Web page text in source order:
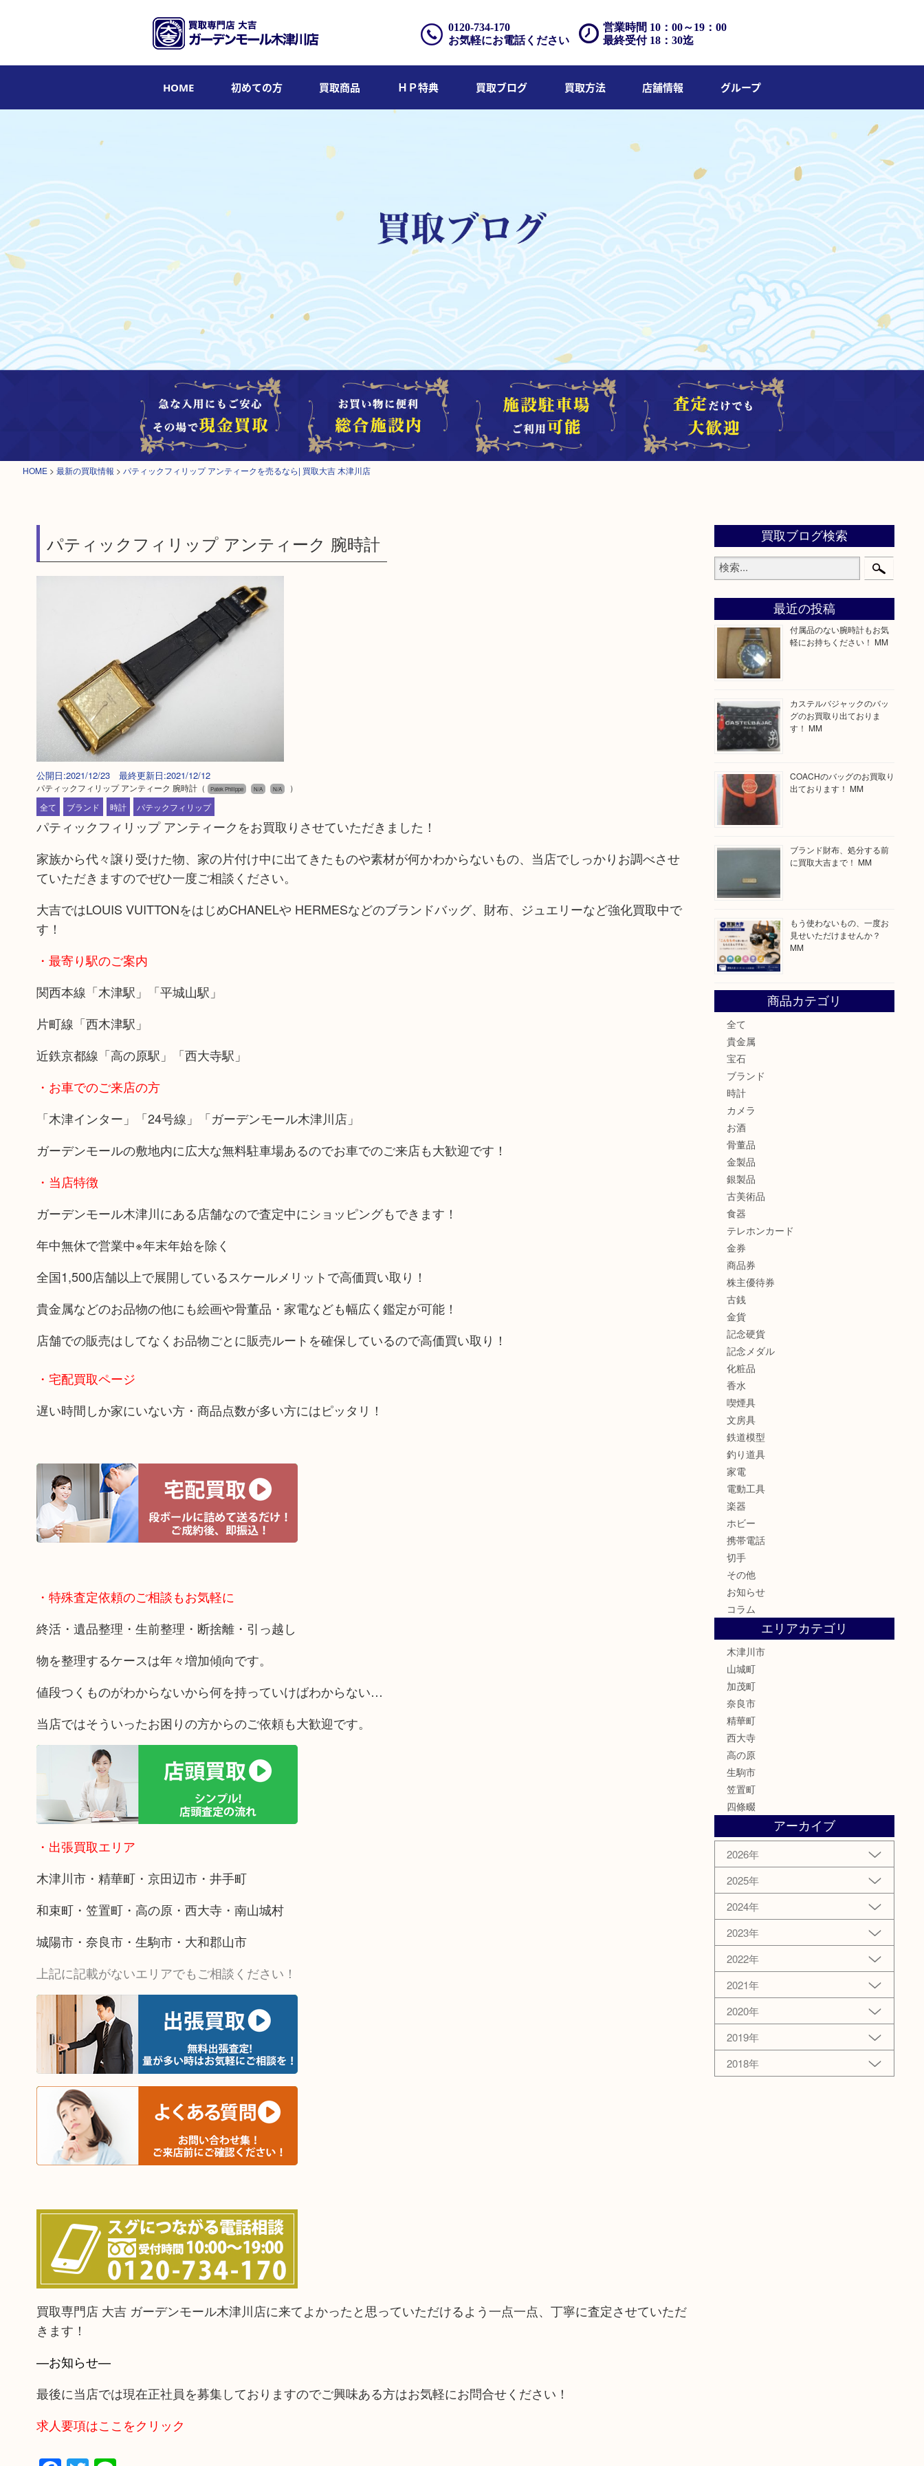
営業時間 10：00～19：00
最終受付 18：30迄
0120-734-170
お気軽にお電話ください
HOME 初めての方 買取商品 ＨＰ特典 買取ブログ 買取方法 店舗情報 グループ
HOME > 最新の買取情報 > パティックフィリップ アンティークを売るなら| 買取大吉 木津川店
パティックフィリップ アンティーク 腕時計
公開日:2021/12/23 最終更新日:2021/12/12
パティックフィリップ アンティーク 腕時計（ Patek Philippe N/A N/A
）
全て
ブランド 時計 パテックフィリップ
パティックフィリップ アンティークをお買取りさせていただきました！
家族から代々譲り受けた物、家の片付け中に出てきたものや素材が何かわからないもの、当店でしっかりお調べさせ
ていただきますのでぜひ一度ご相談ください。
大吉ではLOUIS VUITTONをはじめCHANELや HERMESなどのブランドバッグ、財布、ジュエリーなど強化買取中で
す！
・最寄り駅のご案内
関西本線「木津駅」「平城山駅」
片町線「西木津駅」
近鉄京都線「高の原駅」「西大寺駅」
・お車でのご来店の方
「木津インター」「24号線」「ガーデンモール木津川店」
ガーデンモールの敷地内に広大な無料駐車場あるのでお車でのご来店も大歓迎です！
・当店特徴
ガーデンモール木津川にある店舗なので査定中にショッピングもできます！
年中無休で営業中※年末年始を除く
全国1,500店舗以上で展開しているスケールメリットで高価買い取り！
貴金属などのお品物の他にも絵画や骨董品・家電なども幅広く鑑定が可能！
店舗での販売はしてなくお品物ごとに販売ルートを確保しているので高価買い取り！
・宅配買取ページ
遅い時間しか家にいない方・商品点数が多い方にはピッタリ！
・特殊査定依頼のご相談もお気軽に
終活・遺品整理・生前整理・断捨離・引っ越し
物を整理するケースは年々増加傾向です。
値段つくものがわからないから何を持っていけばわからない…
当店ではそういったお困りの方からのご依頼も大歓迎です。
・出張買取エリア
木津川市・精華町・京田辺市・井手町
和束町・笠置町・高の原・西大寺・南山城村
城陽市・奈良市・生駒市・大和郡山市
上記に記載がないエリアでもご相談ください！
買取専門店 大吉 ガーデンモール木津川店に来てよかったと思っていただけるよう一点一点、丁寧に査定させていただ
きます！
—お知らせ—
最後に当店では現在正社員を募集しておりますのでご興味ある方はお気軽にお問合せください！
求人要項はここをクリック
買取ブログ検索
最近の投稿
付属品のない腕時計もお気
軽にお持ちください！ MM
カステルバジャックのバッ
グのお買取り出ておりま
す！ MM
COACHのバッグのお買取り
出ております！ MM
ブランド財布、処分する前
に買取大吉まで！ MM
もう使わないもの、一度お
見せいただけませんか？
MM
商品カテゴリ
全て
貴金属
宝石
ブランド
時計
カメラ
お酒
骨董品
金製品
銀製品
古美術品
食器
テレホンカード
金券
商品券
株主優待券
古銭
金貨
記念硬貨
記念メダル
化粧品
香水
喫煙具
文房具
鉄道模型
釣り道具
家電
電動工具
楽器
ホビー
携帯電話
切手
その他
お知らせ
コラム
エリアカテゴリ
木津川市
山城町
加茂町
奈良市
精華町
西大寺
高の原
生駒市
笠置町
四條畷
アーカイブ
2026年
2025年
2024年
2023年
2022年
2021年
2020年
2019年
2018年